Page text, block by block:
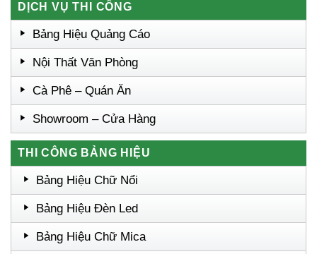
DỊCH VỤ THI CÔNG
Bảng Hiệu Quảng Cáo
Nội Thất Văn Phòng
Cà Phê – Quán Ăn
Showroom – Cửa Hàng
THI CÔNG BẢNG HIỆU
Bảng Hiệu Chữ Nổi
Bảng Hiệu Đèn Led
Bảng Hiệu Chữ Mica